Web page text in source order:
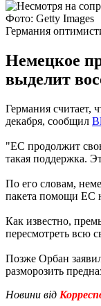
Фото: Getty Images
Германия
Немецкое
выделит
Германия считает,
декабря, сообщил
"ЕС продолжит
такая поддержка.
По его словам,
пакета помощи ЕС
Как известно,
пересмотреть всю
Позже Орбан
разморозить
Новини від